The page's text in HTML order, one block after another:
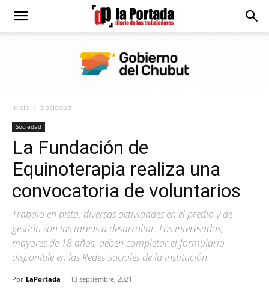
Diario
Portada
Inicio Sociedad
Sociedad
La Fundación de
Equinoterapia realiza una
convocatoria de voluntarios
Trabajo en pista, diversas actividades en el predio y de
gestión son las tareas a desarrollar. Los interesados,
mayores de 18 años, deben completar el formulario
disponible en las Redes Sociales de la institución.
Por LaPortada - 13 septiembre, 2021